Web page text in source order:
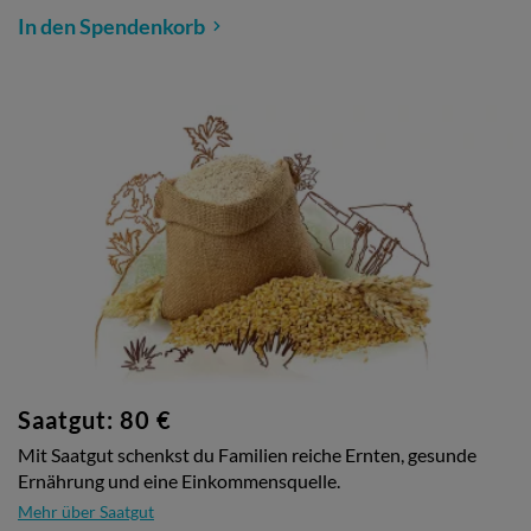
In den Spendenkorb
Saatgut: 80 €
Mit Saatgut schenkst du Familien reiche Ernten, gesunde
Ernährung und eine Einkommensquelle.
Mehr über Saatgut